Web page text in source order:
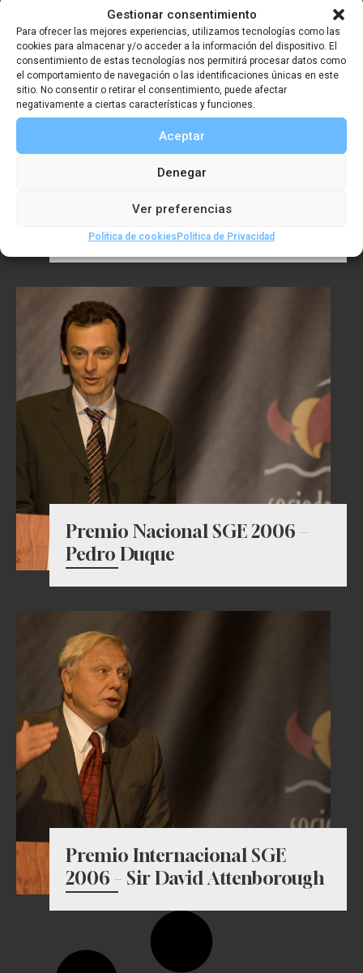
Gestionar consentimiento
Para ofrecer las mejores experiencias, utilizamos tecnologías como las
cookies para almacenar y/o acceder a la información del dispositivo. El
consentimiento de estas tecnologías nos permitirá procesar datos como
el comportamiento de navegación o las identificaciones únicas en este
sitio. No consentir o retirar el consentimiento, puede afectar
negativamente a ciertas características y funciones.
Aceptar
Denegar
Ver preferencias
Política de cookies Política de Privacidad
Premio Imagen SGE 2006 –
José Manuel Navia
Premio Nacional SGE 2006 –
Pedro Duque
Premio Internacional SGE
2006 – Sir David Attenborough